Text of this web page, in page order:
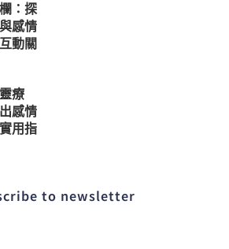
：探
感情
動關
療
感情
用指
to newsletter​